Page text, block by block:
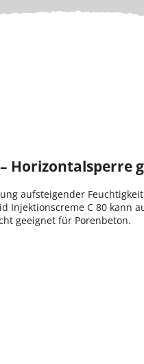
aufsteigender
C 80
geeignet für Porenbeton.